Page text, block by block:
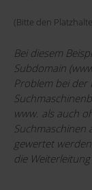
(Bitte den
Bei diesem
Subdomain
Problem bei der
www. als auch
Suchmaschinen
gewertet
die